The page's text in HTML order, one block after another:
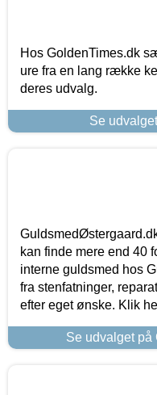
Hos GoldenTimes.dk
ure fra en lang række
deres udvalg.
Se
kan finde mere end 40
interne guldsmed hos
fra stenfatninger,
efter eget ønske. Klik
Se udvalget